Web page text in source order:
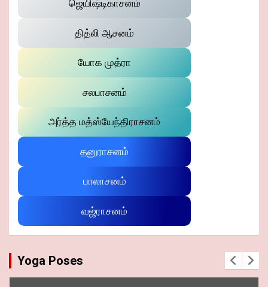
ஜெயிஷ்டிகாசனம்
தித்லி ஆசனம்
யோக முத்ரா
சலபாசனம்
அர்த்த மத்ஸ்யேந்திராசனம்
தனுராசனம்
பாலாசனம்
வஜ்ராசனம்
Yoga Poses